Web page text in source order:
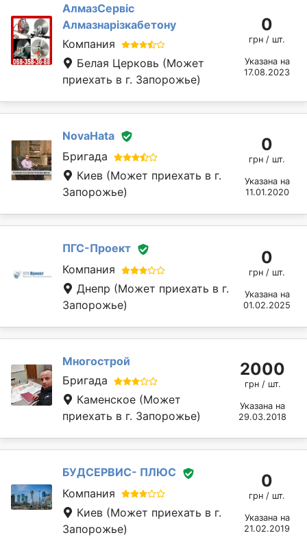
АлмазСервіс
Алмазнарізкабетону
Компания
Белая Церковь (Может
приехать в г. Запорожье)
0
грн / шт.
Указана на
17.08.2023
NovaHata
Бригада
Киев (Может приехать в г.
Запорожье)
0
грн / шт.
Указана на
11.01.2020
ПГС-Проект
Компания
Днепр (Может приехать в г.
Запорожье)
0
грн / шт.
Указана на
01.02.2025
Многострой
Бригада
Каменское (Может
приехать в г. Запорожье)
2000
грн / шт.
Указана на
29.03.2018
БУДСЕРВИС- ПЛЮС
Компания
Киев (Может приехать в г.
Запорожье)
0
грн / шт.
Указана на
21.02.2019